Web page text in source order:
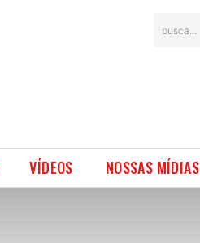
busca...
VÍDEOS NOSSAS MÍDIAS